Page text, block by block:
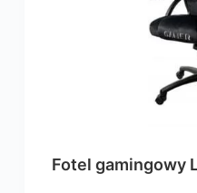
Fotel gamingowy